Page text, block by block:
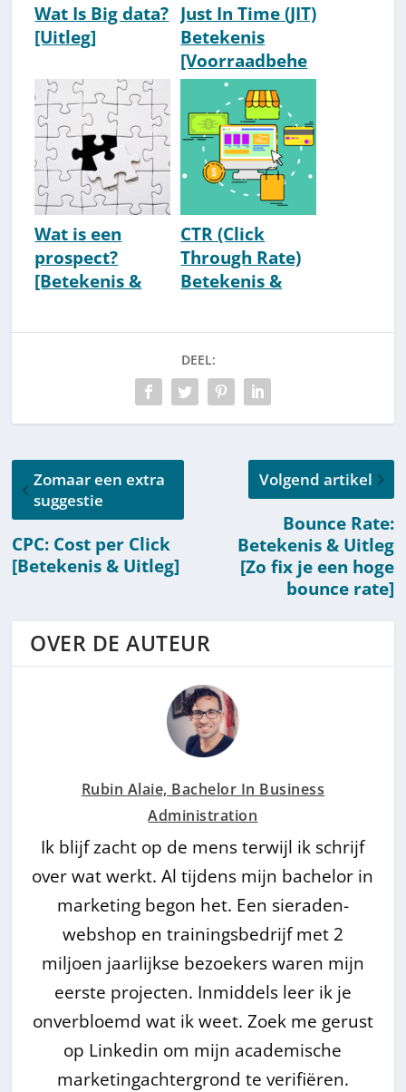
Wat Is Big data?
[Uitleg]
Just In Time (JIT)
Betekenis
[Voorraadbehe
er] [Term Uit De
Logistiek]
Wat is een
prospect?
[Betekenis &
CTR (Click
Through Rate)
Betekenis &
DEEL:
Zomaar een extra
suggestie
CPC: Cost per Click
[Betekenis & Uitleg]
Volgend artikel
Bounce Rate:
Betekenis & Uitleg
[Zo fix je een hoge
bounce rate]
OVER DE AUTEUR
Rubin Alaie, Bachelor In Business
Administration
Ik blijf zacht op de mens terwijl ik schrijf
over wat werkt. Al tijdens mijn bachelor in
marketing begon het. Een sieraden-
webshop en trainingsbedrijf met 2
miljoen jaarlijkse bezoekers waren mijn
eerste projecten. Inmiddels leer ik je
onverbloemd wat ik weet. Zoek me gerust
op Linkedin om mijn academische
marketingachtergrond te verifiëren.